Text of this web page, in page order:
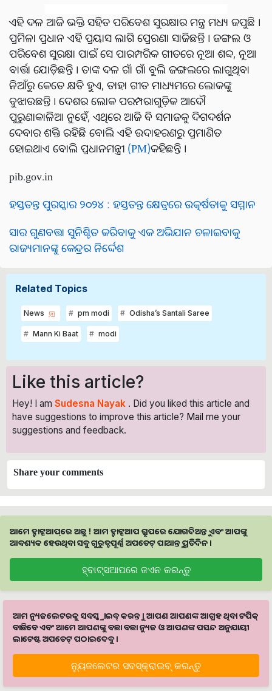
ଏହି ଦଳ ଆଜି ଭକ୍ତି ସହିତ ପରିବେଶ ସୁରକ୍ଷାର ମନ୍ତ୍ର ମଧ୍ୟ ଜପୁଛି ।
ପ୍ରମିଳା ପ୍ରଧାନ ଏହି ପ୍ରୟାସ ଲାଗି ପ୍ରେରଣା ସାଜିଛନ୍ତି । ଜଙ୍ଗଲ ଓ
ପରିବେଶ ସୁରକ୍ଷା ପାଇଁ ସେ ପାରମ୍ପରିକ ଗୀତରେ ନୂଆ ଶବ୍ଦ, ନୂଆ
ବାର୍ତ୍ତା ଯୋଡ଼ିଛନ୍ତି । ତାଙ୍କ ଦଳ ଗାଁ ଗାଁ ବୁଲି ଜଙ୍ଗଲରେ ଲାଗୁଥିବା
ନିଆଁରୁ କେତେ କ୍ଷତି ହୁଏ, ତାହା ଗୀତ ମାଧ୍ୟମରେ ଲୋକଙ୍କୁ
ବୁଝାଉଛନ୍ତି । ଦେଶର ଲୋକ ପରମ୍ପରାଗୁଡ଼ିକ ଆଦୌ
ପୁରୁଣାକାଳିଆ ନୁହେଁ, ଏଥିରେ ଆଜି ବି ସମାଜକୁ ଦିଗଦର୍ଶନ
ଦେବାର ଶକ୍ତି ରହିଛି ବୋଲି ଏହି ଉଦାହରଣରୁ ପ୍ରମାଣିତ
ହୋଇଥାଏ ବୋଲି ପ୍ରଧାନମନ୍ତ୍ରୀ (PM)କହିଛନ୍ତି ।
pib.gov.in
ହସ୍ତତନ୍ତ ପୁରସ୍କାର ୨୦୨୪ : ହସ୍ତତନ୍ତ କ୍ଷେତ୍ରରେ ଉତ୍କର୍ଷତାକୁ ସମ୍ମାନ
ସାର ଗୁଣବତ୍ତା ସୁନିଶ୍ଚିତ କରିବାକୁ ଏକ ଅଭିଯାନ ଚଳାଇବାକୁ
ରାଜ୍ୟମାନଙ୍କୁ କେନ୍ଦ୍ରର ନିର୍ଦ୍ଦେଶ
Related Topics
News pm modi Odisha’s Santali Saree
Mann Ki Baat modi
Like this article?
Hey! I am Sudesna Nayak . Did you liked this article and
have suggestions to improve this article? Mail me your
suggestions and feedback.
Share your comments
ଆମେ ହ୍ବାଟ୍ସଆପ୍‌ରେ ଅଛୁ ! ଆମ ହ୍ବାଟ୍ସଆପ ଗ୍ରୁପରେ ଯୋଗଦିଅନ୍ତୁ ଏବଂ ଆପଙ୍କୁ
ଆବଶ୍ୟକ ହେଉଥିବା ସବୁ ଗୁରୁତ୍ବପୂର୍ଣ୍ଣ ଅପଡେଟ୍‌ ପାଆନ୍ତୁ ପ୍ରତିଦିନ ।
ହ୍ବାଟ୍ସଆପରେ ଜଏନ କରନ୍ତୁ
ଆମ ନ୍ୟୁଜଲେଟରକୁ ସବସ୍କ୍ରାଇବ୍ କରନ୍ତୁ । ଆପଣ ଆପଣଙ୍କ ଆଗ୍ରହ ଥିବା ଟପିକ୍‌
ବାଛିବେ ଏବଂ ଆମେ ଆପଣଙ୍କୁ ବଛା ବଛା ନ୍ୟୁଜ ଓ ଆପଣଙ୍କ ପସନ୍ଦ ଅନୁଯାୟୀ
ଲାଟେଷ୍ଟ ଅପଡେଟ୍‌ ପଠାଇଦେବୁ ।
ନ୍ୟୁଜଲେଟର ସବସ୍କ୍ରାଇବ୍‌ କରନ୍ତୁ